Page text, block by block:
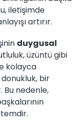
iletişimde
artırır.
duygusal
üzüntü gibi
kolayca
donukluk, bir
Bu nedenle,